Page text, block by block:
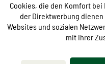
Cookies, die den Komfort
der Direktwerbung
Websites und sozialen
mit Ihrer